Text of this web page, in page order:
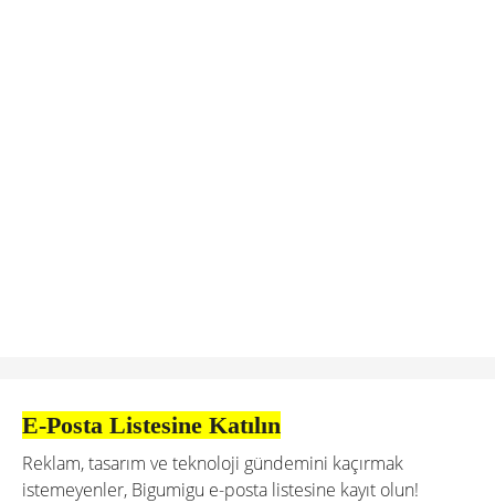
E-Posta Listesine Katılın
Reklam, tasarım ve teknoloji gündemini kaçırmak
istemeyenler, Bigumigu e-posta listesine kayıt olun!